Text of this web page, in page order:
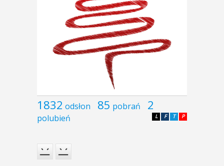
1832 odsłon 85 pobrań 2
polubień P
T
F
L